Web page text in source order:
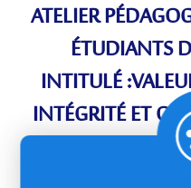
ATELIER
ÉTUDIANTS
INTITULÉ
INTÉGRITÉ ET